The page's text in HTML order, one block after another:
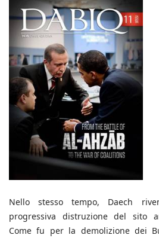
Nello stesso tempo, Daech
progressiva distruzione del sito
Come fu per la demolizione dei